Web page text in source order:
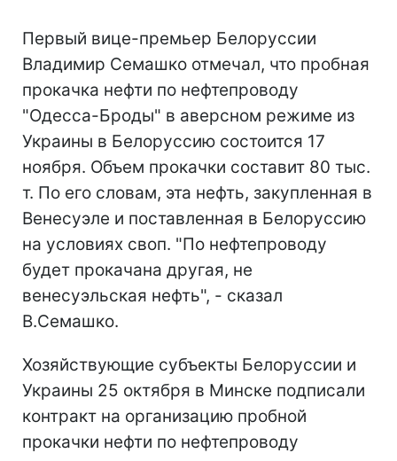
Первый вице-премьер Белоруссии
Владимир Семашко отмечал, что пробная
прокачка нефти по нефтепроводу
"Одесса-Броды" в аверсном режиме из
Украины в Белоруссию состоится 17
ноября. Объем прокачки составит 80 тыс.
т. По его словам, эта нефть, закупленная в
Венесуэле и поставленная в Белоруссию
на условиях своп. "По нефтепроводу
будет прокачана другая, не
венесуэльская нефть", - сказал
В.Семашко.
Хозяйствующие субъекты Белоруссии и
Украины 25 октября в Минске подписали
контракт на организацию пробной
прокачки нефти по нефтепроводу